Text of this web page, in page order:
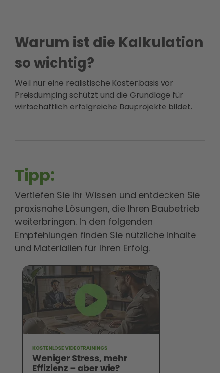
Warum ist die Kalkulation
so wichtig?
Weil nur eine realistische Kostenbasis vor
Preisdumping schützt und die Grundlage für
wirtschaftlich erfolgreiche Bauprojekte bildet.
Tipp:
Vertiefen Sie Ihr Wissen und entdecken Sie
praxisnahe Lösungen, die Ihren Baubetrieb
weiterbringen. In den folgenden
Empfehlungen finden Sie nützliche Inhalte
und Materialien für Ihren Erfolg.